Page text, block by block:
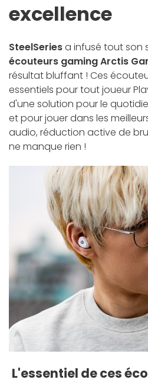
excellence
SteelSeriesa infusé tout son
écouteurs gaming Arctis
résultat bluffant ! Ces
essentiels pour tout joueur
d'une solution pour le
et pour jouer dans les
audio, réduction active de
ne manque rien !
L'essentiel de ces